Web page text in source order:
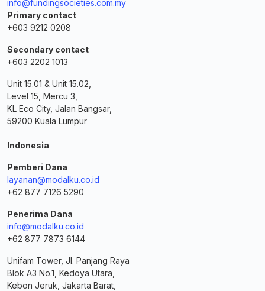
info@fundingsocieties.com.my
Primary contact
+603 9212 0208
Secondary contact
+603 2202 1013
Unit 15.01 & Unit 15.02,
Level 15, Mercu 3,
KL Eco City, Jalan Bangsar,
59200 Kuala Lumpur
Indonesia
Pemberi Dana
layanan@modalku.co.id
+62 877 7126 5290
Penerima Dana
info@modalku.co.id
+62 877 7873 6144
Unifam Tower, Jl. Panjang Raya
Blok A3 No.1, Kedoya Utara,
Kebon Jeruk, Jakarta Barat,